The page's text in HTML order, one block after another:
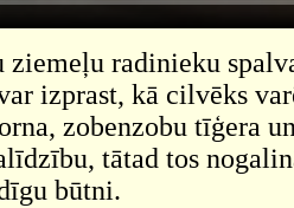
radinieku
izprast, kā cilvēks
zobenzobu tīģera
tātad tos
būtni.